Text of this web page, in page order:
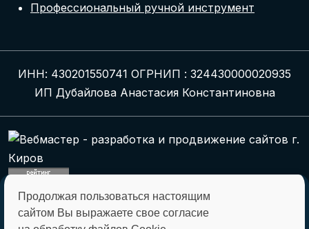
Профессиональный ручной инструмент
ИНН: 430201550741 ОГРНИП : 324430000020935
ИП Дубайлова Анастасия Константиновна
montagkomplekt@montagkomplekt.ru
+7 (8332) 45-27-29
Продолжая пользоваться настоящим
сайтом Вы выражаете свое согласие